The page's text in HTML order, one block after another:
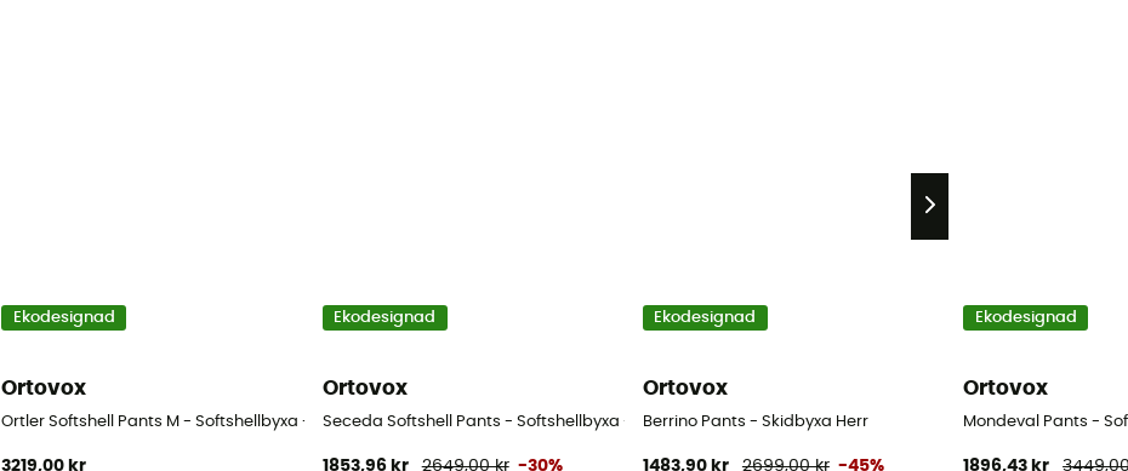
Ekodesignad
Ortovox
Ortler Softshell Pants M - Softshellbyxa - Herr
3219,00 kr
Ekodesignad
Ortovox
Seceda Softshell Pants - Softshellbyxa - Herr
1853,96 kr 2649,00 kr -30%
Ekodesignad
Ortovox
Berrino Pants - Skidbyxa Herr
1483,90 kr 2699,00 kr -45%
Ekodesignad
Ortovox
Mondeval Pants -
1896,43 kr